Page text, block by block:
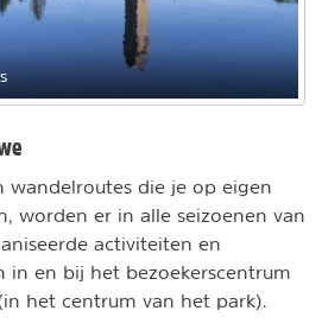
wandelroutes die je op eigen
worden er in alle seizoenen van
activiteiten en
in en bij het bezoekerscentrum
het centrum van het park).